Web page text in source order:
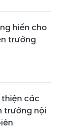
hiến cho
trường
các
trường nội